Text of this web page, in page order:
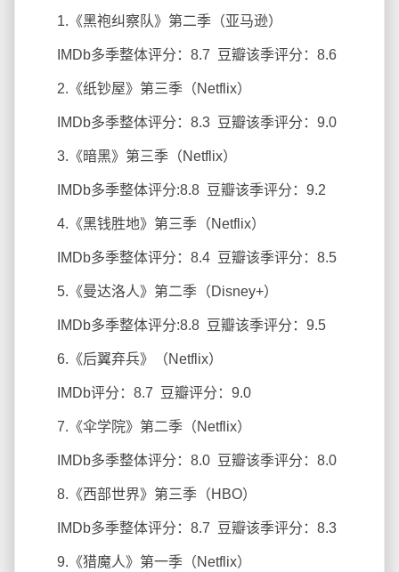
1.《黑袍纠察队》第二季（亚马逊）
IMDb多季整体评分：8.7 豆瓣该季评分：8.6
2.《纸钞屋》第三季（Netflix）
IMDb多季整体评分：8.3 豆瓣该季评分：9.0
3.《暗黑》第三季（Netflix）
IMDb多季整体评分:8.8 豆瓣该季评分：9.2
4.《黑钱胜地》第三季（Netflix）
IMDb多季整体评分：8.4 豆瓣该季评分：8.5
5.《曼达洛人》第二季（Disney+）
IMDb多季整体评分:8.8 豆瓣该季评分：9.5
6.《后翼弃兵》（Netflix）
IMDb评分：8.7 豆瓣评分：9.0
7.《伞学院》第二季（Netflix）
IMDb多季整体评分：8.0 豆瓣该季评分：8.0
8.《西部世界》第三季（HBO）
IMDb多季整体评分：8.7 豆瓣该季评分：8.3
9.《猎魔人》第一季（Netflix）